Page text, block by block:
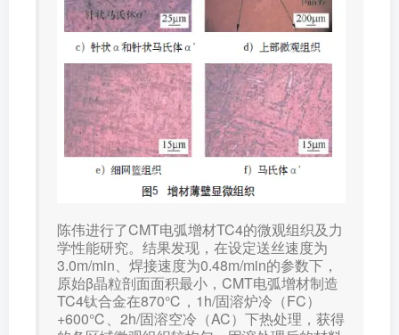
陈伟进行了CMT电弧增材TC4的微观组织及力
学性能研究。结果发现，在设定送丝速度为
3.0m/min、焊接速度为0.48m/min的参数下，
原始β晶粒剖面面积最小，CMT电弧增材制造
TC4钛合金在870℃，1h/固溶炉冷（FC）
+600℃、2h/固溶空冷（AC）下热处理，获得